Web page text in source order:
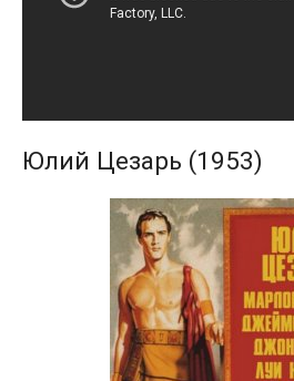
Юлий Цезарь (1953)